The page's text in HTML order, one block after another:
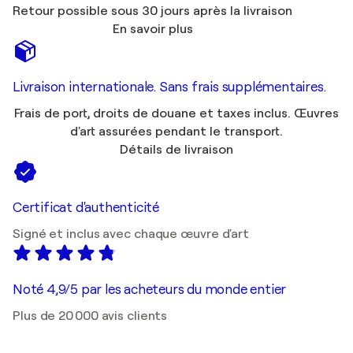
Retour possible sous 30 jours après la livraison
En savoir plus
Livraison internationale. Sans frais supplémentaires.
Frais de port, droits de douane et taxes inclus. Œuvres
d'art assurées pendant le transport.
Détails de livraison
Certificat d'authenticité
Signé et inclus avec chaque œuvre d'art
Noté 4,9/5 par les acheteurs du monde entier
Plus de 20 000 avis clients